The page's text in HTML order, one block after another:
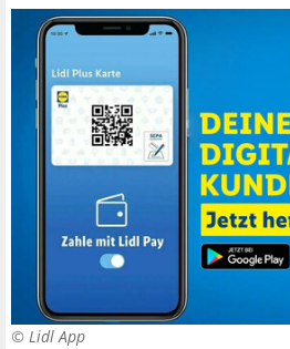
© Lidl App